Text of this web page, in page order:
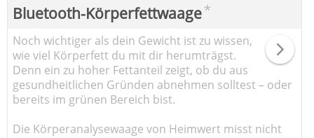
Bluetooth-Körperfettwaage*
Noch wichtiger als dein Gewicht ist zu wissen,
wie viel Körperfett du mit dir herumträgst.
Denn ein zu hoher Fettanteil zeigt, ob du aus
gesundheitlichen Gründen abnehmen solltest – oder
bereits im grünen Bereich bist.
Die Körperanalysewaage von Heimwert misst nicht